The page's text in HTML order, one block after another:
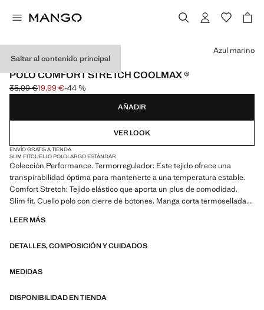
Saltar al contenido principal
PERFORMANCE
POLO COMFORT STRETCH COOLMAX ®
Precio inicial tachado [35,99 € ]
35,99 €
Precio actual [19,99 € ]
19,99 €-44 %
Selecciona un color
Azul marino
AÑADIR
VER LOOK
ENVÍO GRATIS A TIENDA
SLIM FITCUELLO POLOLARGO ESTÁNDAR
Colección Performance. Termorregulador: Este tejido ofrece una
transpirabilidad óptima para mantenerte a una temperatura estable.
Comfort Stretch: Tejido elástico que aporta un plus de comodidad.
Slim fit. Cuello polo con cierre de botones. Manga corta termosellada.
fibras técnicas. Esta selección ofrece una amplia gama de
fácil planchado, termorreguladores, transpirables o repelentes al agua,
y Confort
LEER MÁS
DETALLES, COMPOSICIÓN Y CUIDADOS
MEDIDAS
DISPONIBILIDAD EN TIENDA